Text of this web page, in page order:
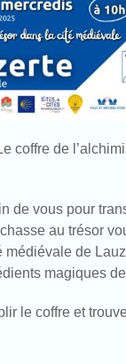
coffre de
de vous pour
au trésor
médiévale de
magiques
le coffre et